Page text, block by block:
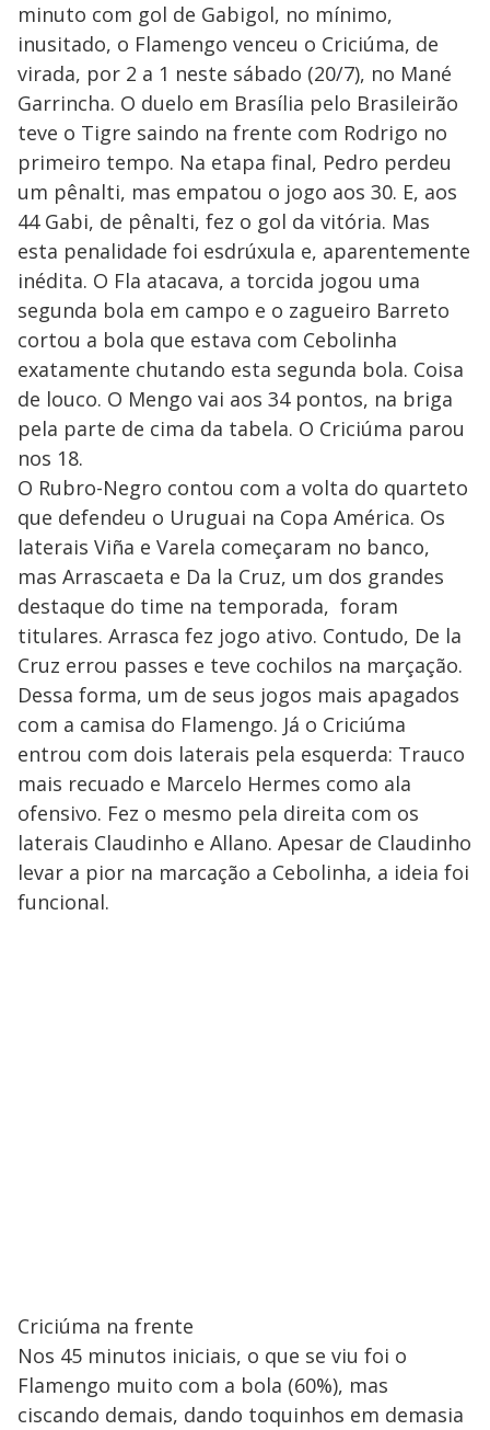
minuto com gol de Gabigol, no mínimo,
inusitado, o Flamengo venceu o Criciúma, de
virada, por 2 a 1 neste sábado (20/7), no Mané
Garrincha. O duelo em Brasília pelo Brasileirão
teve o Tigre saindo na frente com Rodrigo no
primeiro tempo. Na etapa final, Pedro perdeu
um pênalti, mas empatou o jogo aos 30. E, aos
44 Gabi, de pênalti, fez o gol da vitória. Mas
esta penalidade foi esdrúxula e, aparentemente
inédita. O Fla atacava, a torcida jogou uma
segunda bola em campo e o zagueiro Barreto
cortou a bola que estava com Cebolinha
exatamente chutando esta segunda bola. Coisa
de louco. O Mengo vai aos 34 pontos, na briga
pela parte de cima da tabela. O Criciúma parou
nos 18.
O Rubro-Negro contou com a volta do quarteto
que defendeu o Uruguai na Copa América. Os
laterais Viña e Varela começaram no banco,
mas Arrascaeta e Da la Cruz, um dos grandes
destaque do time na temporada, foram
titulares. Arrasca fez jogo ativo. Contudo, De la
Cruz errou passes e teve cochilos na marçação.
Dessa forma, um de seus jogos mais apagados
com a camisa do Flamengo. Já o Criciúma
entrou com dois laterais pela esquerda: Trauco
mais recuado e Marcelo Hermes como ala
ofensivo. Fez o mesmo pela direita com os
laterais Claudinho e Allano. Apesar de Claudinho
levar a pior na marcação a Cebolinha, a ideia foi
funcional.
Criciúma na frente
Nos 45 minutos iniciais, o que se viu foi o
Flamengo muito com a bola (60%), mas
ciscando demais, dando toquinhos em demasia